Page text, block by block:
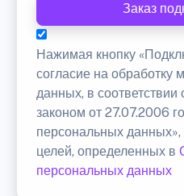
Заказ
Нажимая кнопку
согласие на обработку
данных, в
законом от 27.07.2006
персональных данных»,
целей, определенных в
персональных данных